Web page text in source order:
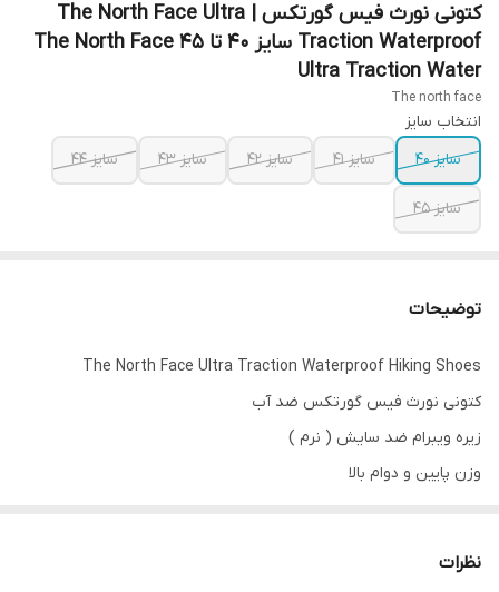
کتونی نورث فیس گورتکس | The North Face Ultra
Traction Waterproof سایز ۴۰ تا ۴۵ The North Face
Ultra Traction Water
The north face
انتخاب سایز
سایز ۴۰
سایز ۴۱ سایز ۴۲ سایز ۴۳ سایز ۴۴
سایز ۴۵
توضیحات
The North Face Ultra Traction Waterproof Hiking Shoes
کتونی نورث فیس گورتکس ضد آب
زیره ویبرام ضد سایش ( نرم )
وزن پایین و دوام بالا
بهترین کیفیت و قیمت موجود در بازار
نظرات